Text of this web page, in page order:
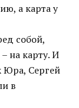
а карта у
собой,
на карту. И
Юра, Сергей
в